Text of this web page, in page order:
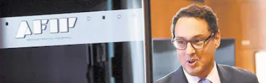
Clase
Clima